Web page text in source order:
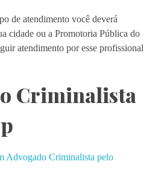
de atendimento você deverá
cidade ou a Promotoria Pública do
atendimento por esse profissional
Criminalista
Advogado Criminalista pelo